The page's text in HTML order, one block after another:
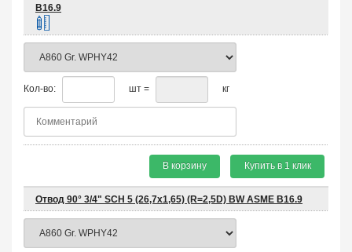
B16.9
Кол-во: шт = кг
В корзину Купить в 1 клик
Отвод 90° 3/4" SCH 5 (26,7х1,65) (R=2,5D) BW ASME B16.9